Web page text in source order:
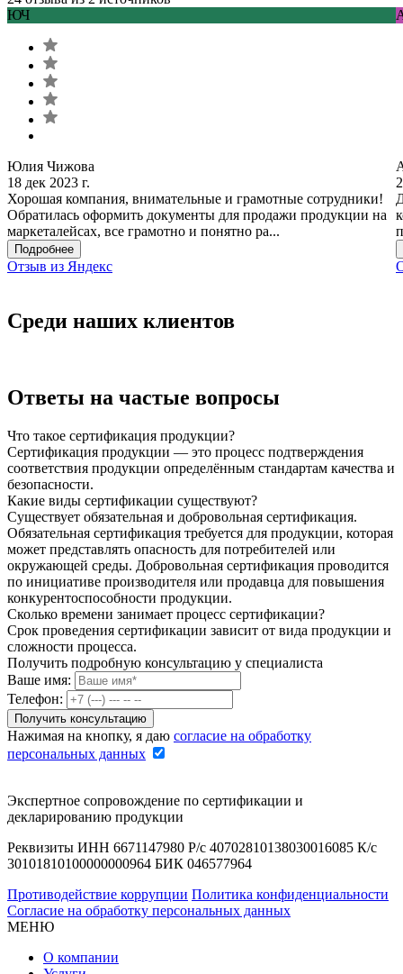
ЮЧ
Юлия Чижова
18 дек 2023 г.
Хорошая компания, внимательные и грамотные сотрудники!
Обратилась оформить документы для продажи продукции на
маркеталейсах, все грамотно и понятно ра...
Подробнее
Отзыв из Яндекс
Среди наших клиентов
Ответы на частые вопросы
Что такое сертификация продукции?
Сертификация продукции — это процесс подтверждения
соответствия продукции определённым стандартам качества и
безопасности.
Какие виды сертификации существуют?
Существует обязательная и добровольная сертификация.
Обязательная сертификация требуется для продукции, которая
может представлять опасность для потребителей или
окружающей среды. Добровольная сертификация проводится
по инициативе производителя или продавца для повышения
конкурентоспособности продукции.
Сколько времени занимает процесс сертификации?
Срок проведения сертификации зависит от вида продукции и
сложности процесса.
Получить подробную консультацию у специалиста
Ваше имя:
Телефон:
Нажимая на кнопку, я даю согласие на обработку
персональных данных
Экспертное сопровождение по сертификации и
декларированию продукции
Реквизиты ИНН 6671147980 Р/с 40702810138030016085 К/с
30101810100000000964 БИК 046577964
Противодействие коррупции Политика конфиденциальности
Согласие на обработку персональных данных
МЕНЮ
О компании